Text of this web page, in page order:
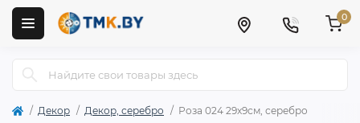
0
Декор Декор, серебро Роза 024 29х9см, серебро